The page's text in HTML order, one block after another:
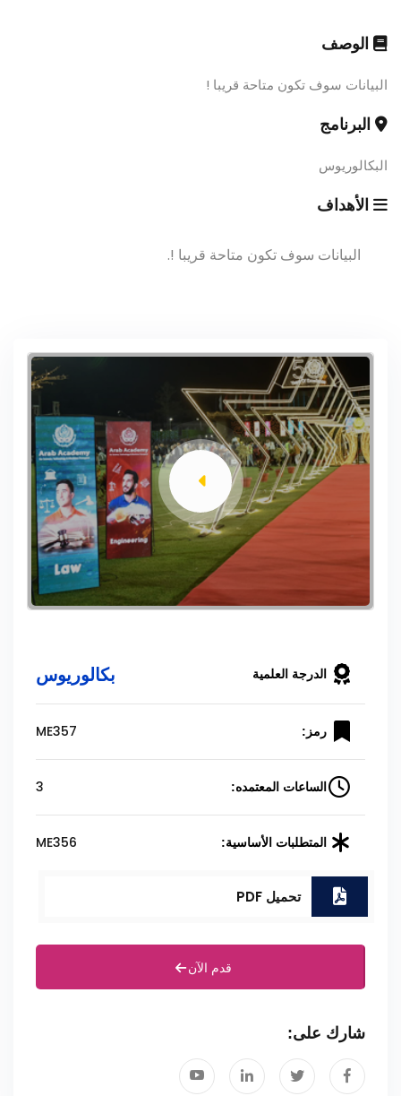
الوصف
البيانات سوف تكون متاحة قريبا !
البرنامج
البكالوريوس
الأهداف
البيانات سوف تكون متاحة قريبا !.
الدرجة العلمية بكالوريوس
رمز: ME357
الساعات المعتمده: 3
المتطلبات الأساسية: ME356
تحميل PDF
قدم الآن
شارك على: